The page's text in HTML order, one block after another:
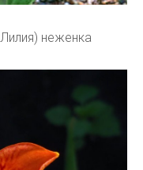
неженка